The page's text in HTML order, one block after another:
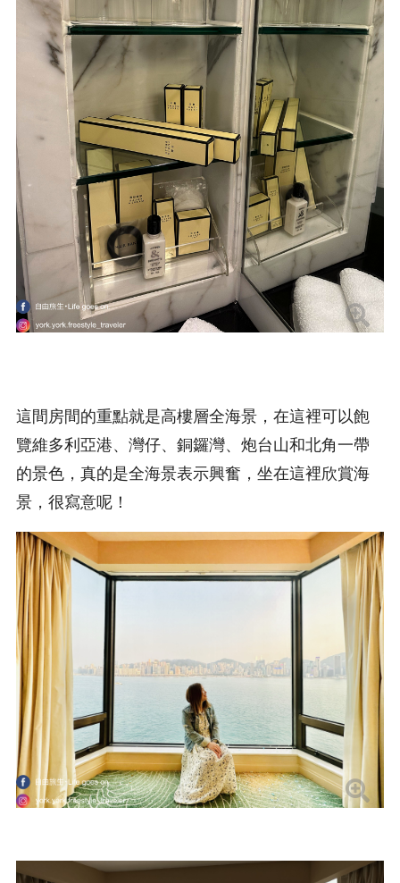
這間房間的重點就是高樓層全海景，在這裡可以飽
覽維多利亞港、灣仔、銅鑼灣、炮台山和北角一帶
的景色，真的是全海景表示興奮，坐在這裡欣賞海
景，很寫意呢！